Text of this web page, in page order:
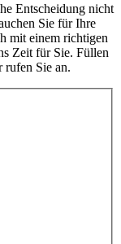
Entscheidung nicht
Sie für Ihre
mit einem richtigen
Zeit für Sie. Füllen
rufen Sie an.